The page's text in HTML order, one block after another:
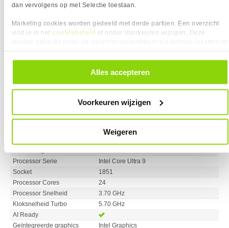
dan vervolgens op met Selectie toestaan.
Marketing cookies worden gedeeld met derde partijen. Een overzicht
vind je in het cookiebeleid of onder Voorkeuren wijzigen. Deze
alle cookies. Je kunt je gegeven toestemming altijd intrekken, dit doe je
door in de footer van onze website te klikken op ‘Cookievoorkeuren’
Alles accepteren
Voorkeuren wijzigen
Weigeren
569,-
Processor Serie
Intel Core Ultra 9
Socket
1851
Processor Cores
24
Processor Snelheid
3.70 GHz
Kloksnelheid Turbo
5.70 GHz
AI Ready
Geïntegreerde graphics
Intel Graphics